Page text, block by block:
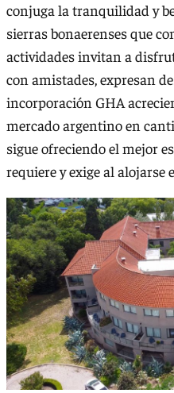
conjuga la tranquilidad y
sierras bonaerenses que
actividades invitan a
con amistades, expresan
incorporación GHA
mercado argentino en
sigue ofreciendo el mejor
requiere y exige al alojarse